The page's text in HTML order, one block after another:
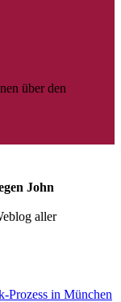
über den
John
aller
Prozess in München